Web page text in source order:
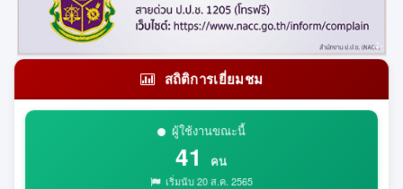
สถิติการเยี่ยมชม
ผู้ใช้งานขณะนี้
41 คน
เริ่มนับ 20 ส.ค. 2565